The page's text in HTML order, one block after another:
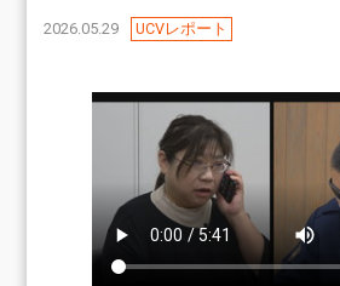
2026.05.29 UCVレポート